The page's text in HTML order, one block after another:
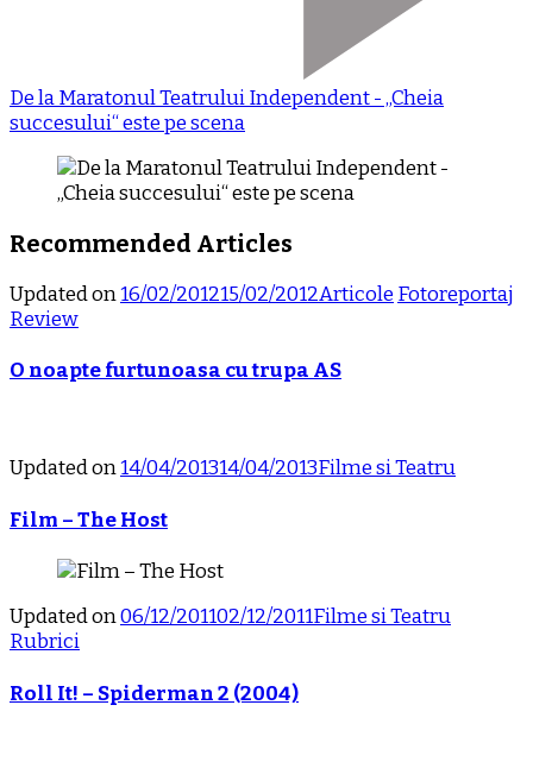
De la Maratonul Teatrului Independent - „Cheia
succesului“ este pe scena
Recommended Articles
Updated on16/02/201215/02/2012Articole Fotoreportaj
Review
O noapte furtunoasa cu trupa AS
Updated on14/04/201314/04/2013Filme si Teatru
Film – The Host
Updated on06/12/201102/12/2011Filme si Teatru
Rubrici
Roll It! – Spiderman 2 (2004)